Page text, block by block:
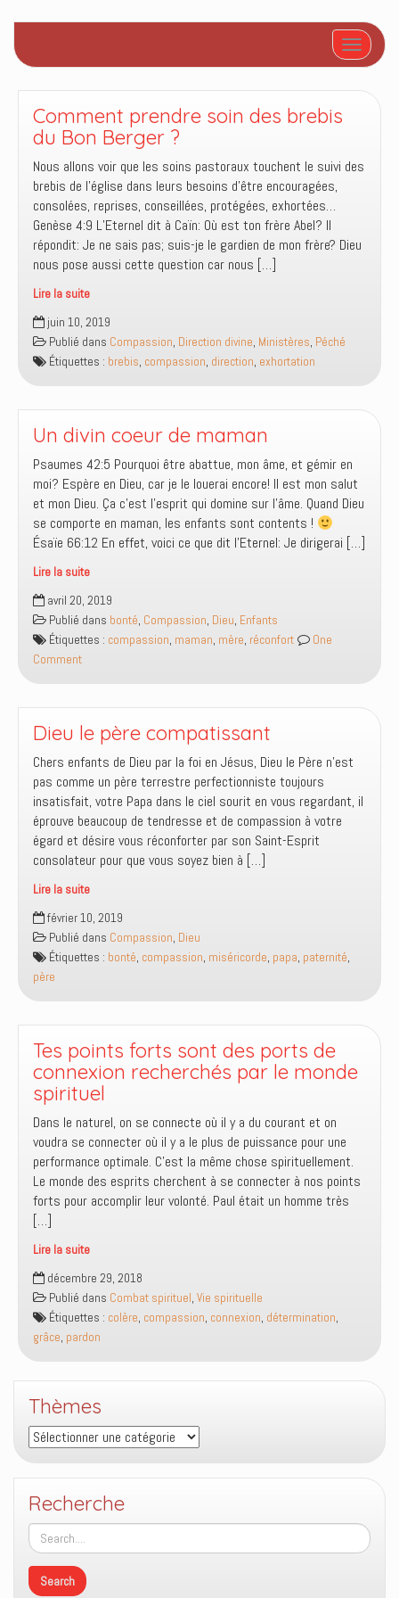
Afficher/
Comment prendre soin des brebis
du Bon Berger ?
Nous allons voir que les soins pastoraux touchent le suivi des
brebis de l’église dans leurs besoins d’être encouragées,
consolées, reprises, conseillées, protégées, exhortées…
Genèse 4:9 L’Eternel dit à Caïn: Où est ton frère Abel? Il
répondit: Je ne sais pas; suis-je le gardien de mon frère? Dieu
nous pose aussi cette question car nous […]
Lire la suite
Comment
prendre
soin
des
du
Bon
?
juin 10, 2019
Publié dans Compassion, Direction divine, Ministères, Péché
Étiquettes : brebis, compassion, direction, exhortation
Un divin coeur de maman
Psaumes 42:5 Pourquoi être abattue, mon âme, et gémir en
moi? Espère en Dieu, car je le louerai encore! Il est mon salut
et mon Dieu. Ça c’est l’esprit qui domine sur l’âme. Quand Dieu
se comporte en maman, les enfants sont contents !
Ésaïe 66:12 En effet, voici ce que dit l’Eternel: Je dirigerai […]
Lire la suite
Un
divin
coeur
de
maman
avril 20, 2019
Publié dans bonté, Compassion, Dieu, Enfants
Étiquettes : compassion, maman, mère, réconfort
One
Comment
Dieu le père compatissant
Chers enfants de Dieu par la foi en Jésus, Dieu le Père n’est
pas comme un père terrestre perfectionniste toujours
insatisfait, votre Papa dans le ciel sourit en vous regardant, il
éprouve beaucoup de tendresse et de compassion à votre
égard et désire vous réconforter par son Saint-Esprit
consolateur pour que vous soyez bien à […]
Lire la suite
Dieu
le
père
compatissant
février 10, 2019
Publié dans Compassion, Dieu
Étiquettes : bonté, compassion, miséricorde, papa, paternité,
père
Tes points forts sont des ports de
connexion recherchés par le monde
spirituel
Dans le naturel, on se connecte où il y a du courant et on
voudra se connecter où il y a le plus de puissance pour une
performance optimale. C’est la même chose spirituellement.
Le monde des esprits cherchent à se connecter à nos points
forts pour accomplir leur volonté. Paul était un homme très
[…]
Lire la suite
Tes
points
forts
sont
des
de
connexion
recherchés
par
monde
spirituel
décembre 29, 2018
Publié dans Combat spirituel, Vie spirituelle
Étiquettes : colère, compassion, connexion, détermination,
grâce, pardon
Thèmes
Thèmes
Recherche